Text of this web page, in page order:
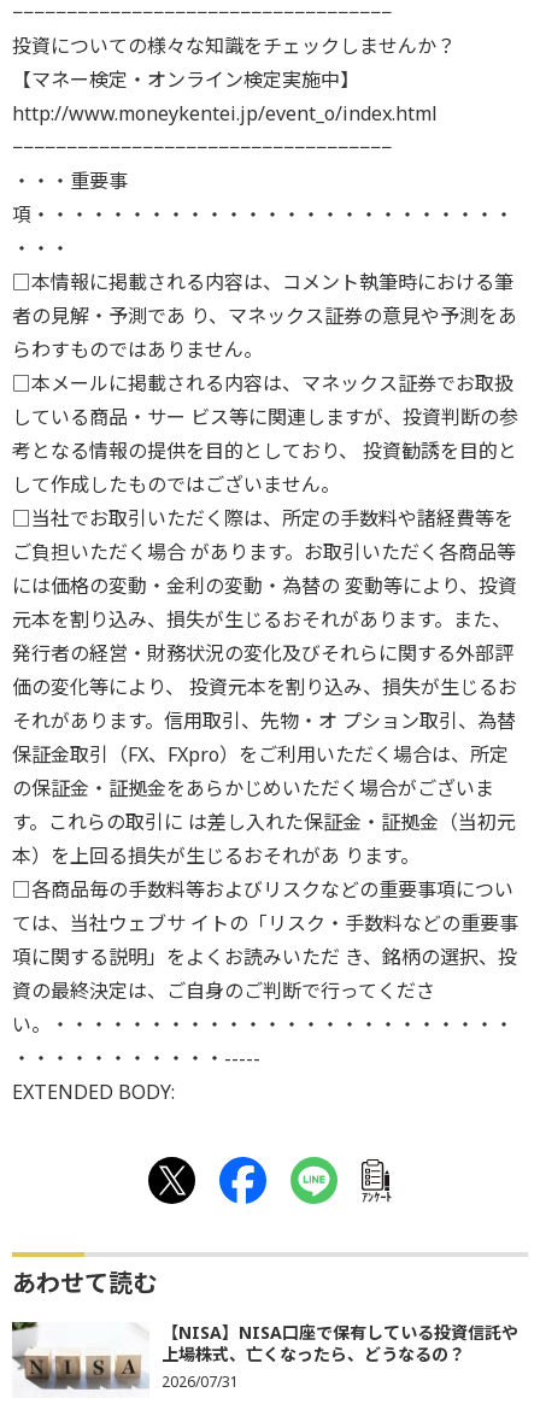
−−−−−−−−−−−−−−−−−−−−−−−−−−−−−−−−−−−
投資についての様々な知識をチェックしませんか？
【マネー検定・オンライン検定実施中】
http://www.moneykentei.jp/event_o/index.html
−−−−−−−−−−−−−−−−−−−−−−−−−−−−−−−−−−−
・・・重要事
項・・・・・・・・・・・・・・・・・・・・・・・・・
・・・
□本情報に掲載される内容は、コメント執筆時における筆
者の見解・予測であ り、マネックス証券の意見や予測をあ
らわすものではありません。
□本メールに掲載される内容は、マネックス証券でお取扱
している商品・サー ビス等に関連しますが、投資判断の参
考となる情報の提供を目的としており、 投資勧誘を目的と
して作成したものではございません。
□当社でお取引いただく際は、所定の手数料や諸経費等を
ご負担いただく場合 があります。お取引いただく各商品等
には価格の変動・金利の変動・為替の 変動等により、投資
元本を割り込み、損失が生じるおそれがあります。また、
発行者の経営・財務状況の変化及びそれらに関する外部評
価の変化等により、 投資元本を割り込み、損失が生じるお
それがあります。信用取引、先物・オ プション取引、為替
保証金取引（FX、FXpro）をご利用いただく場合は、所定
の保証金・証拠金をあらかじめいただく場合がございま
す。これらの取引に は差し入れた保証金・証拠金（当初元
本）を上回る損失が生じるおそれがあ ります。
□各商品毎の手数料等およびリスクなどの重要事項につい
ては、当社ウェブサ イトの「リスク・手数料などの重要事
項に関する説明」をよくお読みいただ き、銘柄の選択、投
資の最終決定は、ご自身のご判断で行ってくださ
い。・・・・・・・・・・・・・・・・・・・・・・・・
・・・・・・・・・・・-----
EXTENDED BODY:
ｱﾝｹｰﾄ
あわせて読む
【NISA】NISA口座で保有している投資信託や
上場株式、亡くなったら、どうなるの？
2026/07/31